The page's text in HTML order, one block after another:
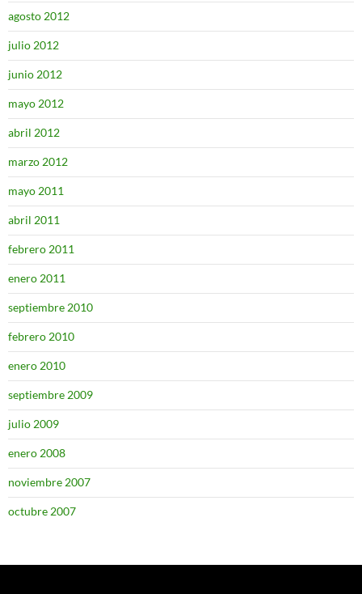
agosto 2012
julio 2012
junio 2012
mayo 2012
abril 2012
marzo 2012
mayo 2011
abril 2011
febrero 2011
enero 2011
septiembre 2010
febrero 2010
enero 2010
septiembre 2009
julio 2009
enero 2008
noviembre 2007
octubre 2007